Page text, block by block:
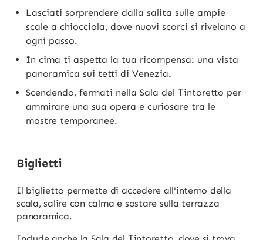
Lasciati sorprendere dalla salita sulle ampie
scale a chiocciola, dove nuovi scorci si rivelano a
ogni passo.
In cima ti aspetta la tua ricompensa: una vista
panoramica sui tetti di Venezia.
Scendendo, fermati nella Sala del Tintoretto per
ammirare una sua opera e curiosare tra le
mostre temporanee.
Biglietti
Il biglietto permette di accedere all'interno della
scala, salire con calma e sostare sulla terrazza
panoramica.